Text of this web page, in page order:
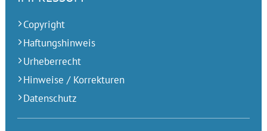
Copyright
Haftungshinweis
Urheberrecht
Hinweise / Korrekturen
Datenschutz